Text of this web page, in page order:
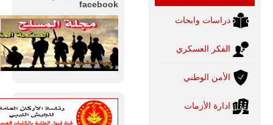
دراسات وابحاث
الفكر العسكري
الأمن الوطني
ادارة الأزمات
facebook